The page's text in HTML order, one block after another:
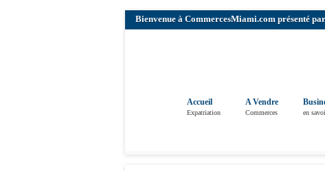
Bienvenue à CommercesMiami.com présenté
Accueil
Expatriation
A Vendre
Commerces en